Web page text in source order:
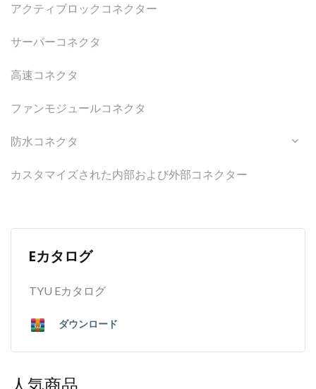
アクティブロックコネクター
サーバーコネクタ
高速コネクタ
ファンモジュールコネクタ
防水コネクタ
カスタマイズされた内部および外部コネクター
Eカタログ
TYU Eカタログ
ダウンロード